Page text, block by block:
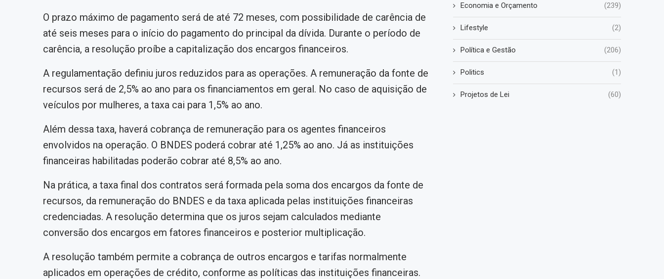
O prazo máximo de pagamento será de até 72 meses, com possibilidade de carência de
até seis meses para o início do pagamento do principal da dívida. Durante o período de
carência, a resolução proíbe a capitalização dos encargos financeiros.
A regulamentação definiu juros reduzidos para as operações. A remuneração da fonte de
recursos será de 2,5% ao ano para os financiamentos em geral. No caso de aquisição de
veículos por mulheres, a taxa cai para 1,5% ao ano.
Além dessa taxa, haverá cobrança de remuneração para os agentes financeiros
envolvidos na operação. O BNDES poderá cobrar até 1,25% ao ano. Já as instituições
financeiras habilitadas poderão cobrar até 8,5% ao ano.
Na prática, a taxa final dos contratos será formada pela soma dos encargos da fonte de
recursos, da remuneração do BNDES e da taxa aplicada pelas instituições financeiras
credenciadas. A resolução determina que os juros sejam calculados mediante
conversão dos encargos em fatores financeiros e posterior multiplicação.
A resolução também permite a cobrança de outros encargos e tarifas normalmente
aplicados em operações de crédito, conforme as políticas das instituições financeiras.
Economia e Orçamento (239)
Lifestyle (2)
Política e Gestão (206)
Politics (1)
Projetos de Lei (60)